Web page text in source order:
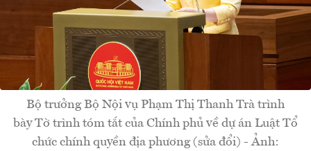
Bộ trưởng Bộ Nội vụ Phạm Thị Thanh Trà trình
bày Tờ trình tóm tắt của Chính phủ về dự án Luật Tổ
chức chính quyền địa phương (sửa đổi) - Ảnh: